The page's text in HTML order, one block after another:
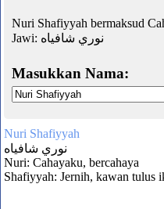
Nuri Shafiyyah bermaksud
Jawi: نوري شافياه
Masukkan Nama:
Nuri Shafiyyah
نوري شافياه
Nuri: Cahayaku, bercahaya
Shafiyyah: Jernih, kawan tulus